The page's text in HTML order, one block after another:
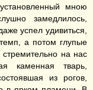
мною
замедлилось,
успел удивиться,
а потом глупые
на нас
каменная тварь,
из рогов,